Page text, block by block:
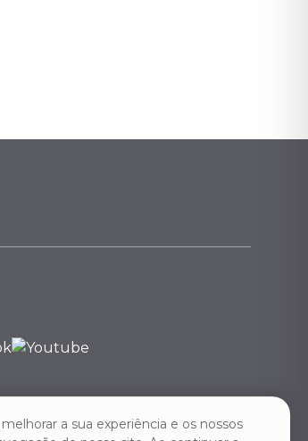
a sua experiência e os nossos